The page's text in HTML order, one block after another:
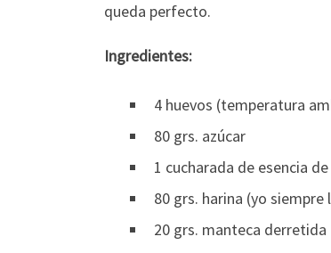
queda perfecto.
Ingredientes:
4 huevos (temperatura
80 grs. azúcar
1 cucharada de esencia
80 grs. harina (yo siempre
20 grs. manteca derretida